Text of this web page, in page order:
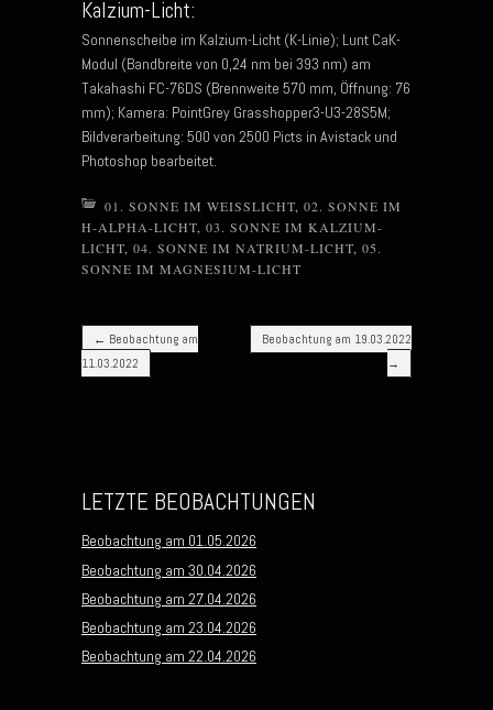
Kalzium-Licht:
Sonnenscheibe im Kalzium-Licht (K-Linie); Lunt CaK-
Modul (Bandbreite von 0,24 nm bei 393 nm) am
Takahashi FC-76DS (Brennweite 570 mm, Öffnung: 76
mm); Kamera: PointGrey Grasshopper3-U3-28S5M;
Bildverarbeitung: 500 von 2500 Picts in Avistack und
Photoshop bearbeitet.
01. SONNE IM WEISSLICHT 02. SONNE IM
H-ALPHA-LICHT 03. SONNE IM KALZIUM-
LICHT 04. SONNE IM NATRIUM-LICHT 05.
SONNE IM MAGNESIUM-LICHT
Post navigation
← Beobachtung am
11.03.2022
Beobachtung am 19.03.2022
→
LETZTE BEOBACHTUNGEN
Beobachtung am 01.05.2026
Beobachtung am 30.04.2026
Beobachtung am 27.04.2026
Beobachtung am 23.04.2026
Beobachtung am 22.04.2026